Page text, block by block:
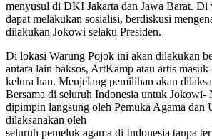
menyusul di DKI Jakarta dan Jawa Barat.
dapat melakukan sosialisi, berdiskusi
dilakukan Jokowi selaku Presiden.
Di lokasi Warung Pojok ini akan dilakukan
antara lain baksos, ArtKamp atau artis
kelura han. Menjelang pemilihan akan
Bersama di seluruh Indonesia untuk Jokowi-
dipimpin langsung oleh Pemuka Agama dan
dilaksanakan oleh
seluruh pemeluk agama di Indonesia tanpa